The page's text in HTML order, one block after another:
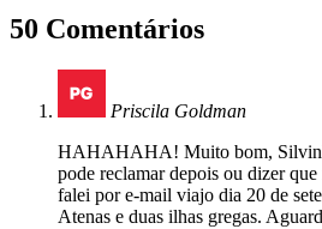
50 Comentários
Priscila Goldman
HAHAHAHA! Muito bom,
pode reclamar depois ou dizer
falei por e-mail viajo dia 20 de
Atenas e duas ilhas gregas.